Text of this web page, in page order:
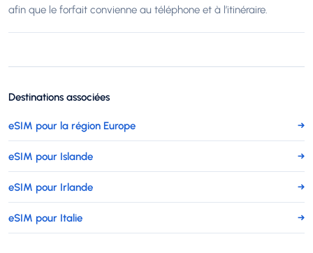
afin que le forfait convienne au téléphone et à l’itinéraire.
Destinations associées
eSIM pour la région Europe →
eSIM pour Islande →
eSIM pour Irlande →
eSIM pour Italie →